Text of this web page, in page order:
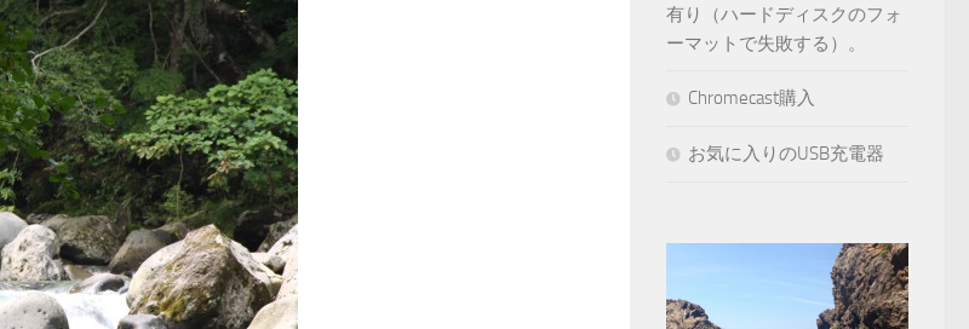
有り（ハードディスクのフォ
ーマットで失敗する）。
Chromecast購入
お気に入りのUSB充電器